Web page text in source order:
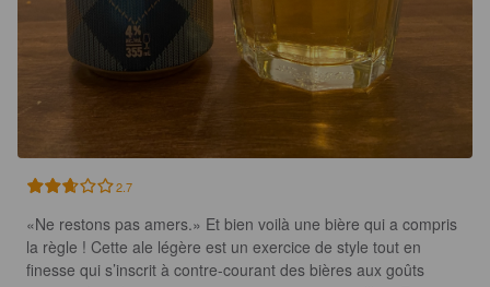
2.7
«Ne restons pas amers.» Et bien voilà une bière qui a compris
la règle ! Cette ale légère est un exercice de style tout en
finesse qui s’inscrit à contre-courant des bières aux goûts